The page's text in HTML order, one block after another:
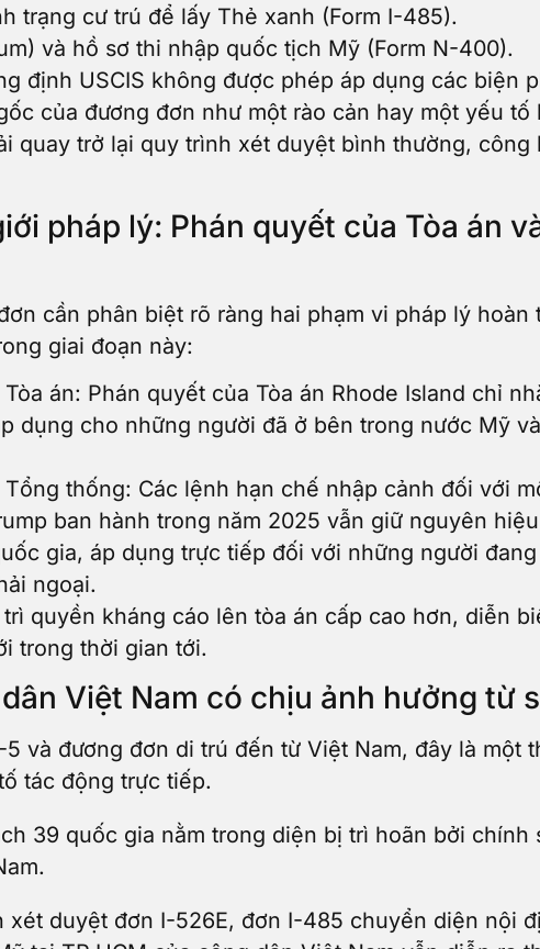
trạng cư trú để lấy Thẻ xanh (Form I-485).
và hồ sơ thi nhập quốc tịch Mỹ (Form N-400).
định USCIS không được phép áp dụng các biện
của đương đơn như một rào cản hay một yếu
quay trở lại quy trình xét duyệt bình thường,
pháp lý: Phán quyết của Tòa án
cần phân biệt rõ ràng hai phạm vi pháp lý
giai đoạn này:
án: Phán quyết của Tòa án Rhode Island chỉ
dụng cho những người đã ở bên trong nước Mỹ
thống: Các lệnh hạn chế nhập cảnh đối với
ban hành trong năm 2025 vẫn giữ nguyên
gia, áp dụng trực tiếp đối với những người
ngoại.
quyền kháng cáo lên tòa án cấp cao hơn, diễn
trong thời gian tới.
Việt Nam có chịu ảnh hưởng từ
và đương đơn di trú đến từ Việt Nam, đây là một
tác động trực tiếp.
39 quốc gia nằm trong diện bị trì hoãn bởi chính
xét duyệt đơn I-526E, đơn I-485 chuyển diện nội